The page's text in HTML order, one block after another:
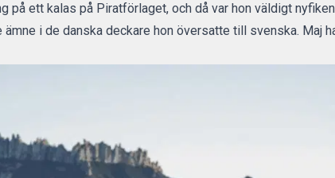
på ett kalas på Piratförlaget, och då var hon väldigt
i de danska deckare hon översatte till svenska. Maj